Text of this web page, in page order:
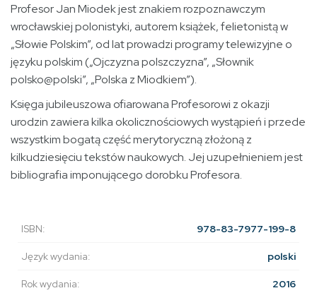
Profesor Jan Miodek jest znakiem rozpoznawczym
wrocławskiej polonistyki, autorem książek, felietonistą w
„Słowie Polskim”, od lat prowadzi programy telewizyjne o
języku polskim („Ojczyzna polszczyzna”, „Słownik
polsko@polski”, „Polska z Miodkiem”).
Księga jubileuszowa ofiarowana Profesorowi z okazji
urodzin zawiera kilka okolicznościowych wystąpień i przede
wszystkim bogatą część merytoryczną złożoną z
kilkudziesięciu tekstów naukowych. Jej uzupełnieniem jest
bibliografia imponującego dorobku Profesora.
ISBN: 978-83-7977-199-8
Język wydania: polski
Rok wydania: 2016